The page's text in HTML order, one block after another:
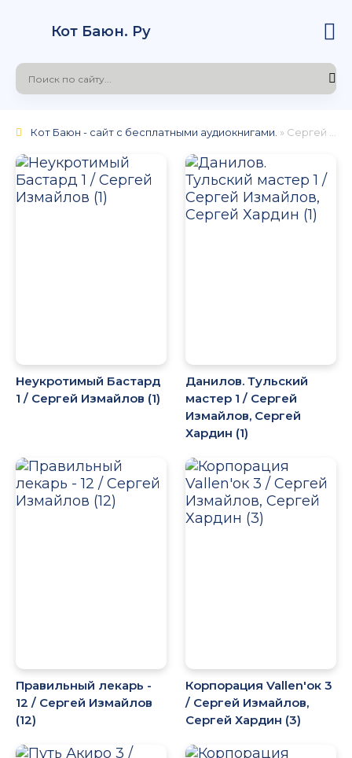
Кот Баюн. Ру
Кот Баюн - сайт с бесплатными аудиокнигами. » Сергей Измайлов
Неукротимый Бастард
1 / Сергей Измайлов (1)
Данилов. Тульский
мастер 1 / Сергей
Измайлов, Сергей
Хардин (1)
Правильный лекарь -
12 / Сергей Измайлов
(12)
Корпорация Vallen'ок 3
/ Сергей Измайлов,
Сергей Хардин (3)